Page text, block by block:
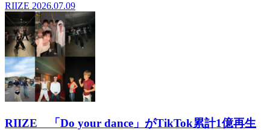
RIIZE 2026.07.09
RIIZE 「Do your dance」がTikTok累計1億再生